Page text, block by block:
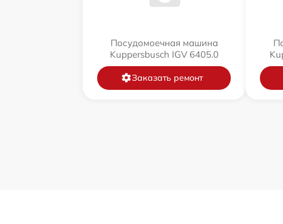
Посудомоечная машина
Kuppersbusch IGV 6405.0
Заказать ремонт